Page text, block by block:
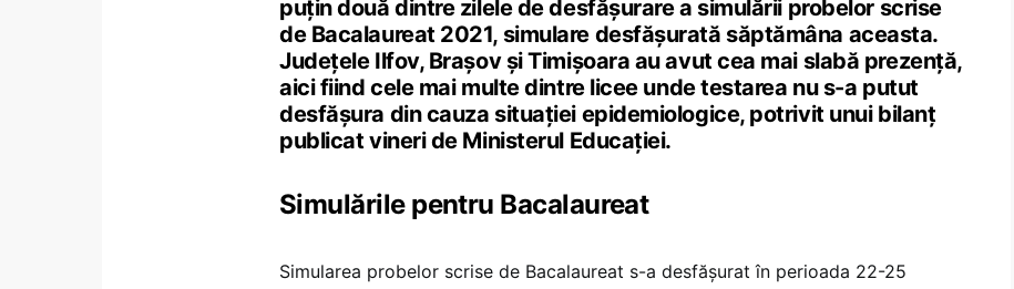
puțin două dintre zilele de desfășurare a simulării probelor scrise
de Bacalaureat 2021, simulare desfășurată săptămâna aceasta.
Județele Ilfov, Brașov și Timișoara au avut cea mai slabă prezență,
aici fiind cele mai multe dintre licee unde testarea nu s-a putut
desfășura din cauza situației epidemiologice, potrivit unui bilanț
publicat vineri de Ministerul Educației.
Simulările pentru Bacalaureat
Simularea probelor scrise de Bacalaureat s-a desfășurat în perioada 22-25